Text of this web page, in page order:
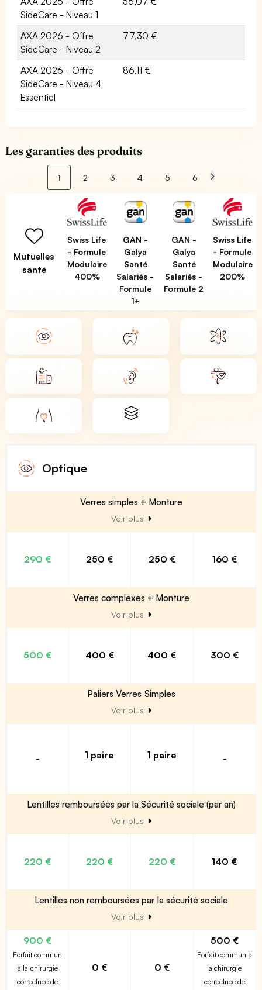
SideCare - Niveau 1
AXA 2026 - Offre
SideCare - Niveau 2
77,30 €
AXA 2026 - Offre
SideCare - Niveau 4
Essentiel
86,11 €
Les garanties des produits
1 2 3 4 5 6
Mutuelles
santé
Swiss Life
- Formule
Modulaire
400%
GAN -
Galya
Santé
Salariés -
Formule
1+
GAN -
Galya
Santé
Salariés -
Formule 2
Swiss Life
- Formule
Modulaire
200%
Optique
Verres simples + Monture
Voir plus
290 € 250 € 250 € 160 €
Verres complexes + Monture
Voir plus
500 € 400 € 400 € 300 €
Paliers Verres Simples
Voir plus
- 1 paire 1 paire -
Lentilles remboursées par la Sécurité sociale (par an)
Voir plus
220 € 220 € 220 € 140 €
Lentilles non remboursées par la sécurité sociale
Voir plus
900 €
Forfait commun
à la chirurgie
correctrice de
0 € 0 €
500 €
Forfait commun à
la chirurgie
correctrice de